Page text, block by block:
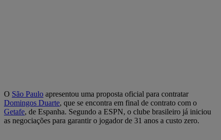
O São Paulo apresentou uma proposta oficial para contratar
Domingos Duarte, que se encontra em final de contrato com o
Getafe, de Espanha. Segundo a ESPN, o clube brasileiro já iniciou
as negociações para garantir o jogador de 31 anos a custo zero.